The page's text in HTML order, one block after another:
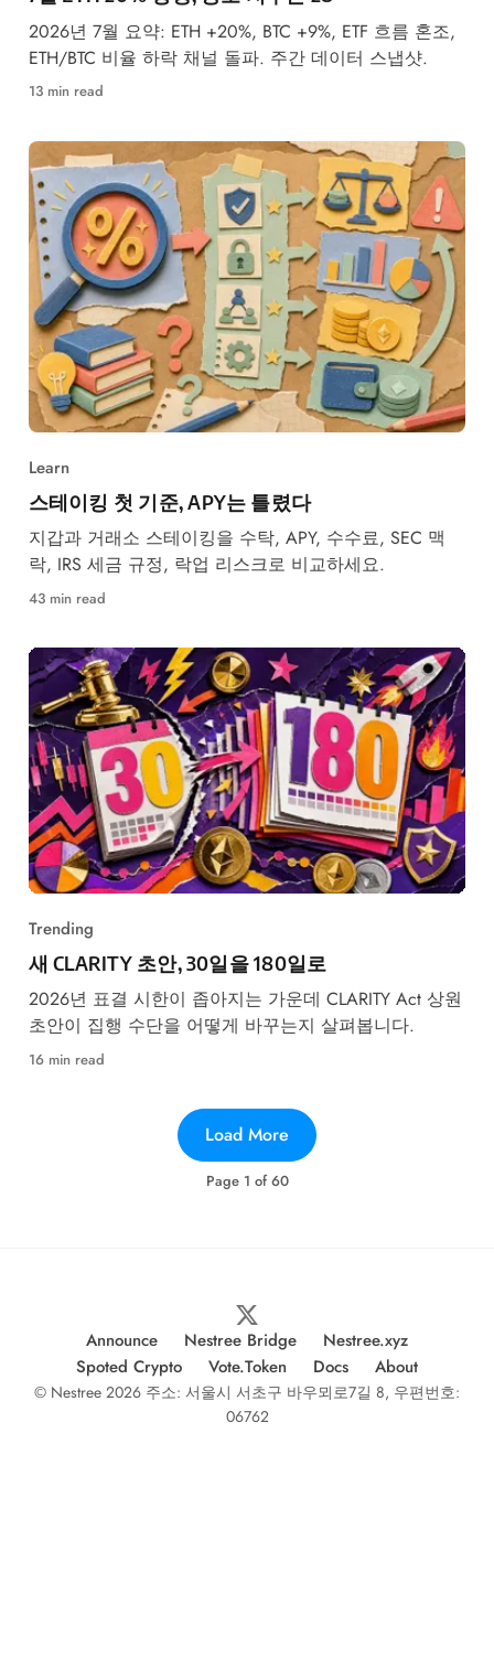
2026년 7월 요약: ETH +20%, BTC +9%, ETF 흐름 혼조,
ETH/BTC 비율 하락 채널 돌파. 주간 데이터 스냅샷.
13 min read
Learn
스테이킹 첫 기준, APY는 틀렸다
지갑과 거래소 스테이킹을 수탁, APY, 수수료, SEC 맥
락, IRS 세금 규정, 락업 리스크로 비교하세요.
43 min read
Trending
새 CLARITY 초안, 30일을 180일로
2026년 표결 시한이 좁아지는 가운데 CLARITY Act 상원
초안이 집행 수단을 어떻게 바꾸는지 살펴봅니다.
16 min read
Page 1 of60
Load More
Announce Nestree Bridge
Nestree.xyz
Spoted Crypto
Vote.Token Docs About
© Nestree 2026 주소: 서울시 서초구 바우뫼로7길 8, 우편번호:
06762